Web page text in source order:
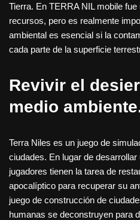
Tierra. En TERRA NIL mobile
recursos, pero es realmente
ambiental es esencial si la
cada parte de la superficie
Revivir el
medio
Terra Niles es un juego de
ciudades. En lugar de
jugadores tienen la tarea de
apocalíptico para recuperar su
juego de construcción de
humanas se deconstruyen para